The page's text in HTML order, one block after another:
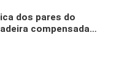
dos pares do
compensada